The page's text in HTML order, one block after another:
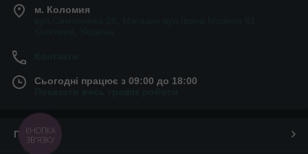
м. Коломия
Сьогодні працює з 09:00 до 18:00
Про нас
КНОПКА
ЗВ'ЯЗКУ